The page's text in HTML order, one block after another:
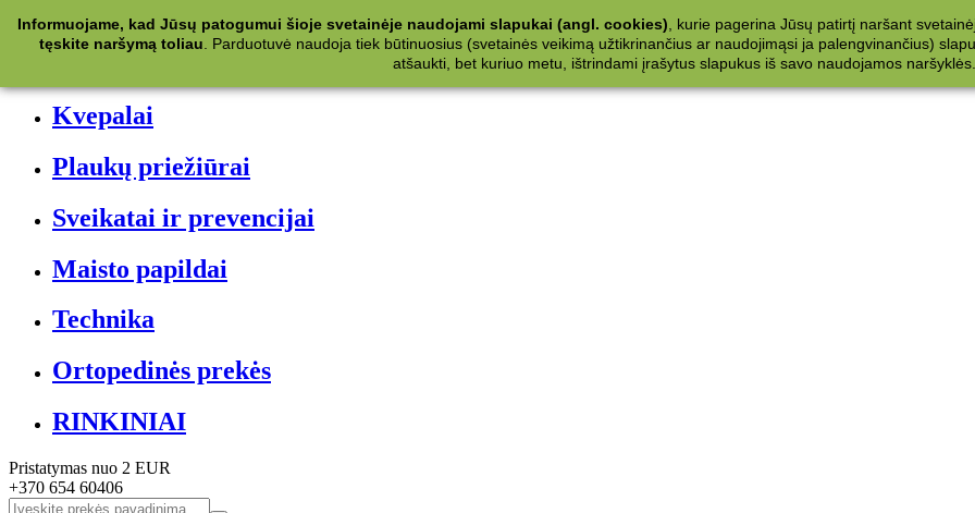
Kategorijos
Kvepalai
Plaukų priežiūrai
Sveikatai ir prevencijai
Maisto papildai
Technika
Ortopedinės prekės
RINKINIAI
Pristatymas nuo 2 EUR
+370 654 60406
Informuojame, kad Jūsų patogumui šioje svetainėje naudojami slapukai (angl. cookies) , kurie pagerina Jūsų patirtį naršant
tęskite naršymą toliau
Parduotuvė naudoja tiek būtinuosius (svetainės veikimą užtikrinančius ar naudojimąsi ja palengvinančius)
atšaukti, bet kuriuo metu, ištrindami įrašytus slapukus iš savo naudojamos naršyklės.